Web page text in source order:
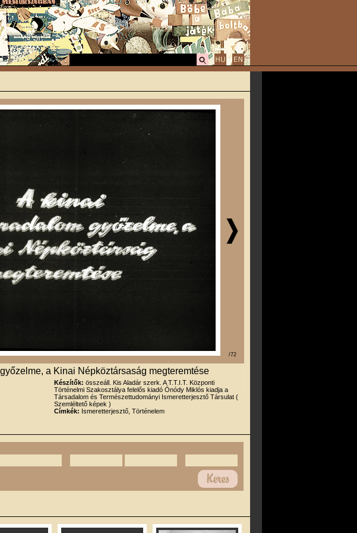
/72
a Kinai Népköztársaság megteremtése
Készítők: összeáll. Kis Aladár szerk. A T.T.I.T. Központi
Történelmi Szakosztálya felelős kiadó Ónódy Miklós kiadja a
Társadalom és Természettudományi Ismeretterjesztő Társulat (
Szemléltető képek )
Címkék: Ismeretterjesztő, Történelem